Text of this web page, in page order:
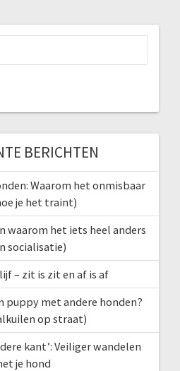
BERICHTEN
Waarom het onmisbaar
je het traint)
waarom het iets heel anders
socialisatie)
– zit is zit en af is af
puppy met andere honden?
op straat)
kant’: Veiliger wandelen
je hond